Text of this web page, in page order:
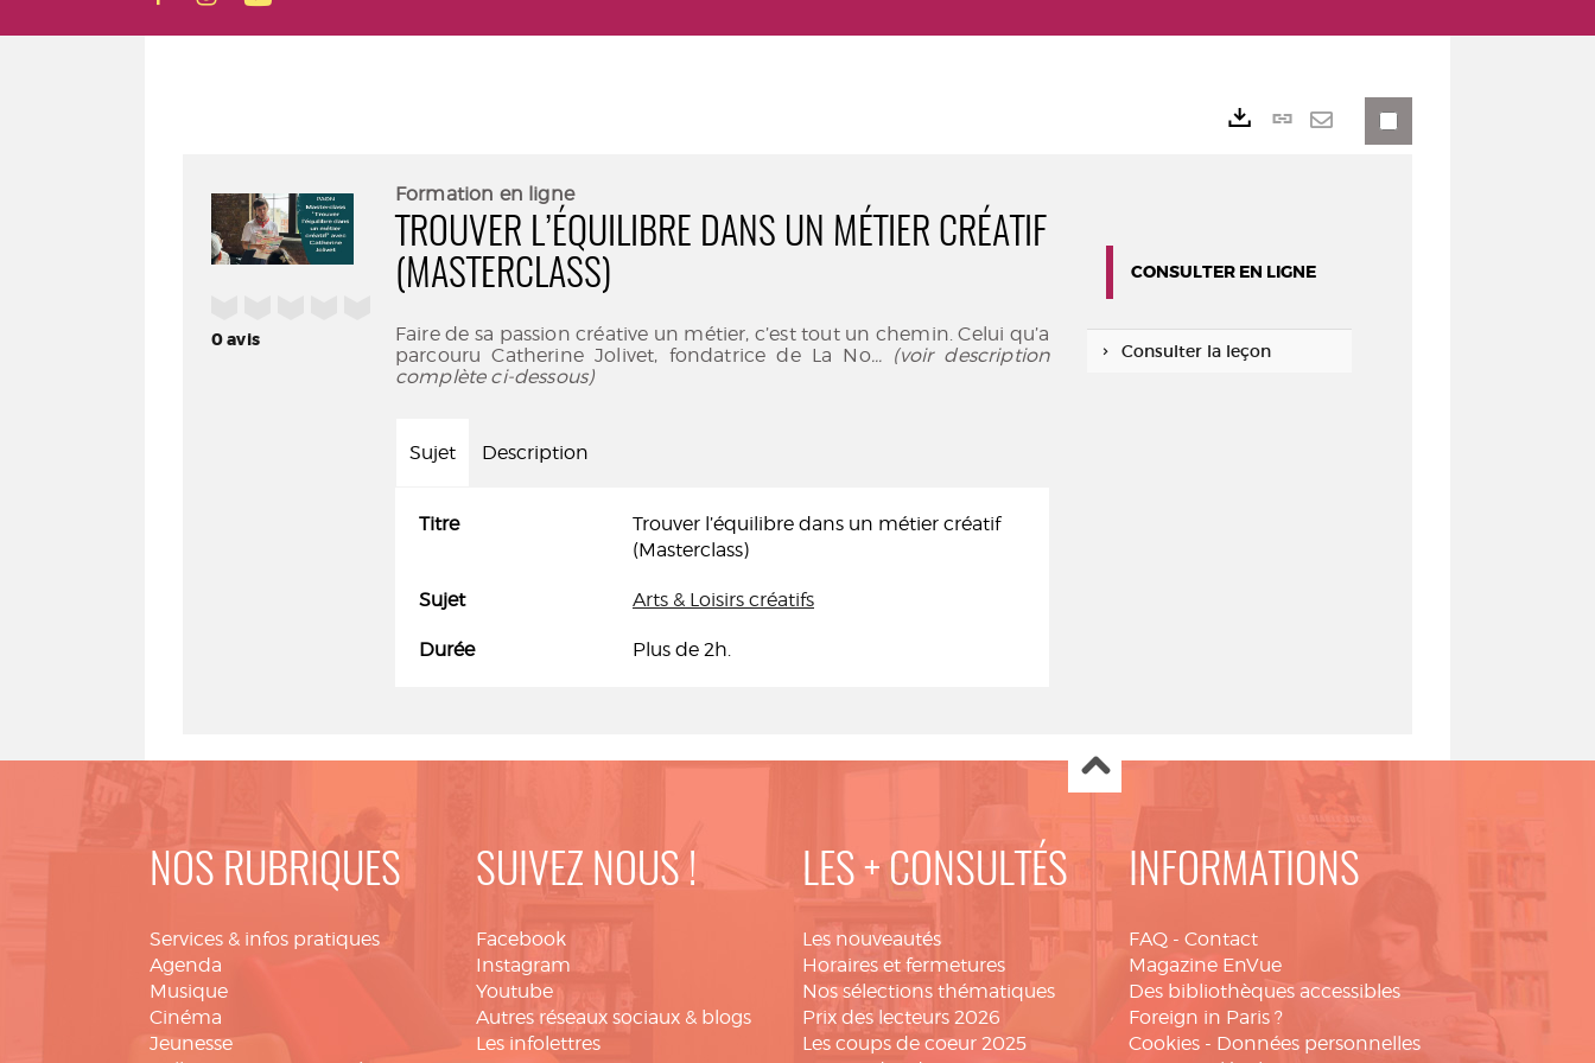
0avis
Formation en ligne
TROUVER L’ÉQUILIBRE DANS UN MÉTIER CRÉATIF
(MASTERCLASS)
Faire de sa passion créative un métier, c’est tout un chemin. Celui qu’a
parcouru Catherine Jolivet, fondatrice de La No... (voir description
complète ci-dessous)
Sujet Description
Titre
Trouver l’équilibre dans un métier créatif
(Masterclass)
Sujet Arts & Loisirs créatifs
Durée Plus de 2h.
Lien
CONSULTER EN LIGNE
Consulter la leçon
NOS RUBRIQUES
Services & infos pratiques
Agenda
Musique
Cinéma
Jeunesse
SUIVEZ NOUS !
Facebook
Instagram
Youtube
Autres réseaux sociaux & blogs
Les infolettres
LES + CONSULTÉS
Les nouveautés
Horaires et fermetures
Nos sélections thématiques
Prix des lecteurs 2026
Les coups de coeur 2025
INFORMATIONS
FAQ - Contact
Magazine EnVue
Des bibliothèques accessibles
Foreign in Paris ?
Cookies - Données personnelles